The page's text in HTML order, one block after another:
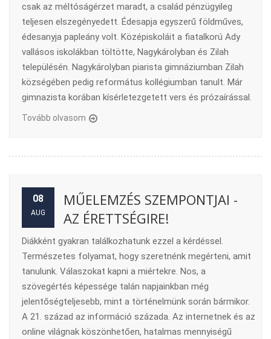
csak az méltóságérzet maradt, a család pénzügyileg
teljesen elszegényedett. Édesapja egyszerű földműves,
édesanyja papleány volt. Középiskoláit a fiatalkorú Ady
vallásos iskolákban töltötte, Nagykárolyban és Zilah
településén. Nagykárolyban piarista gimnáziumban Zilah
községében pedig református kollégiumban tanult. Már
gimnazista korában kísérletezgetett vers és prózaírással.
Tovább olvasom
08
AUG
MŰELEMZÉS SZEMPONTJAI -
AZ ÉRETTSÉGIRE!
Diákként gyakran találkozhatunk ezzel a kérdéssel.
Természetes folyamat, hogy szeretnénk megérteni, amit
tanulunk. Válaszokat kapni a miértekre. Nos, a
szövegértés képessége talán napjainkban még
jelentőségteljesebb, mint a történelmünk során bármikor.
A 21. század az információ százada. Az internetnek és az
online világnak köszönhetően, hatalmas mennyiségű